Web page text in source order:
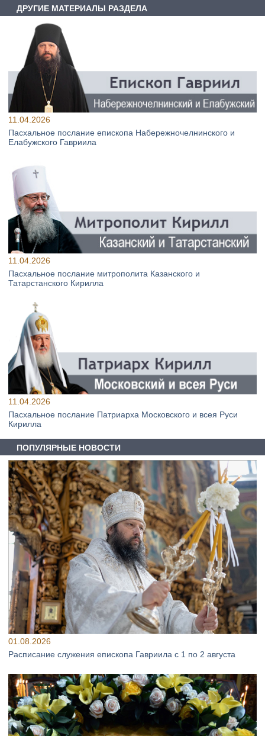
ДРУГИЕ МАТЕРИАЛЫ РАЗДЕЛА
11.04.2026
Пасхальное послание епископа Набережночелнинского и
Елабужского Гавриила
11.04.2026
Пасхальное послание митрополита Казанского и
Татарстанского Кирилла
11.04.2026
Пасхальное послание Патриарха Московского и всея Руси
Кирилла
ПОПУЛЯРНЫЕ НОВОСТИ
01.08.2026
Расписание служения епископа Гавриила с 1 по 2 августа